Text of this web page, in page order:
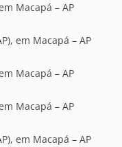
Macapá – AP
em Macapá – AP
Macapá – AP
Macapá – AP
em Macapá – AP